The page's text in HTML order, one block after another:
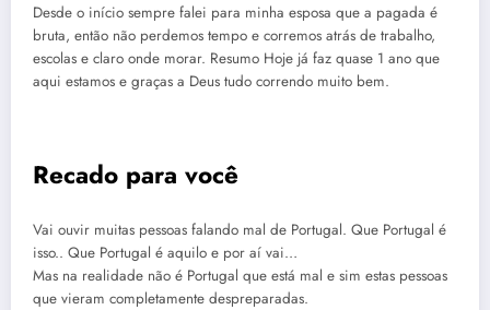
Desde o início sempre falei para minha esposa que a pagada é
bruta, então não perdemos tempo e corremos atrás de trabalho,
escolas e claro onde morar. Resumo Hoje já faz quase 1 ano que
aqui estamos e graças a Deus tudo correndo muito bem.
Recado para você
Vai ouvir muitas pessoas falando mal de Portugal. Que Portugal é
isso.. Que Portugal é aquilo e por aí vai…
Mas na realidade não é Portugal que está mal e sim estas pessoas
que vieram completamente despreparadas.